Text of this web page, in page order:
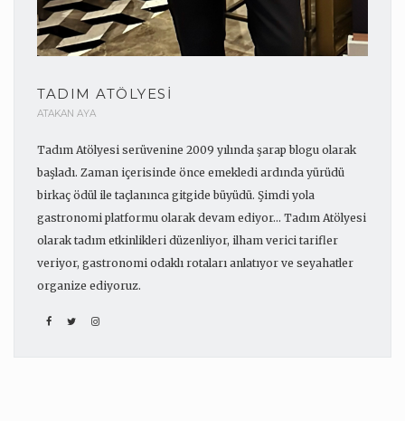
TADIM ATÖLYESI
ATAKAN AYA
Tadım Atölyesi serüvenine 2009 yılında şarap blogu olarak
başladı. Zaman içerisinde önce emekledi ardında yürüdü
birkaç ödül ile taçlanınca gitgide büyüdü. Şimdi yola
gastronomi platformu olarak devam ediyor... Tadım Atölyesi
olarak tadım etkinlikleri düzenliyor, ilham verici tarifler
veriyor, gastronomi odaklı rotaları anlatıyor ve seyahatler
organize ediyoruz.